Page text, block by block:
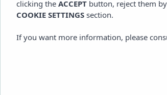
clicking the ACCEPTbutton, reject them
COOKIE SETTINGSsection.
If you want more information, please